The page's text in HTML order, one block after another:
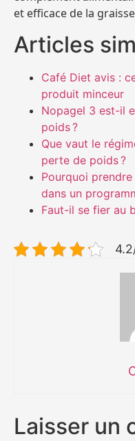
et efficace de la
Articles
Café Diet avis :
produit minceur
Nopagel 3 est-il
poids ?
Que vaut le
perte de poids ?
Pourquoi
dans un
Faut-il se fier au
Laisser un